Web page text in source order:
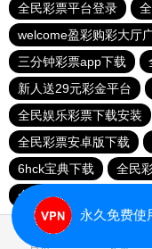
全民彩票平台登录
welcome盈彩购彩大厅
三分钟彩票app下载
新人送29元彩金平台
全民娱乐彩票下载安装
全民彩票安卓版下载
6hck宝典下载
全民
全民彩票app下载大全
永久免费使